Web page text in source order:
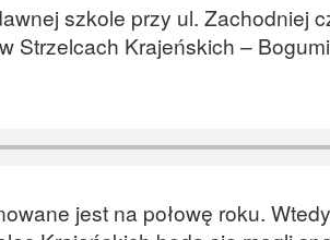
szkole przy ul. Zachodniej
Strzelcach Krajeńskich –
jest na połowę roku.